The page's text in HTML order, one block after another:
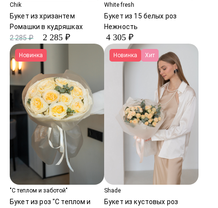
Chik
Букет из хризантем
Ромашки в кудряшках
2 285 ₽
2 285 ₽
White fresh
Букет из 15 белых роз
Нежность
4 305 ₽
Новинка
"С теплом и заботой"
Букет из роз "С теплом и
Новинка Хит
Shade
Букет из кустовых роз